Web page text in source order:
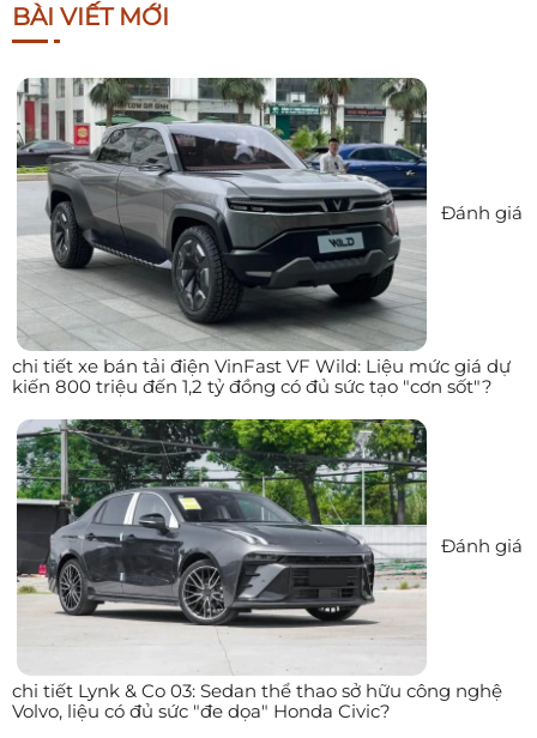
BÀI VIẾT MỚI
Đánh giá
chi tiết xe bán tải điện VinFast VF Wild: Liệu mức giá dự
kiến 800 triệu đến 1,2 tỷ đồng có đủ sức tạo "cơn sốt"?
Đánh giá
chi tiết Lynk & Co 03: Sedan thể thao sở hữu công nghệ
Volvo, liệu có đủ sức "đe dọa" Honda Civic?